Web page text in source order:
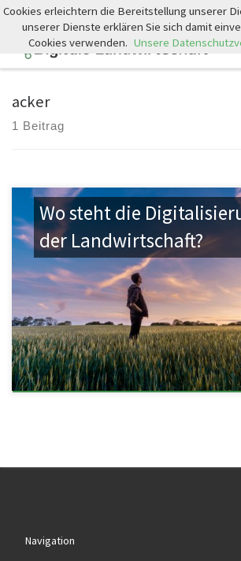
Zum Inhalt springen
acker
1 Beitrag
Wo steht die
der Landwirtschaft?
Navigation
Cookies erleichtern die Bereitstellung unserer
unserer Dienste erklären Sie sich damit
Cookies verwenden. Unsere